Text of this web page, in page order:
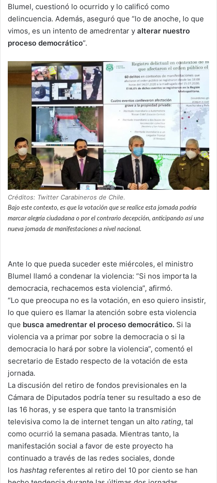
Blumel, cuestionó lo ocurrido y lo calificó como
delincuencia. Además, aseguró que “lo de anoche, lo que
vimos, es un intento de amedrentar y alterar nuestro
proceso democrático”.
Créditos: Twitter Carabineros de Chile.
Bajo este contexto, es que la votación que se realice esta jornada podría
marcar alegría ciudadana o por el contrario decepción, anticipando así una
nueva jornada de manifestaciones a nivel nacional.
Ante lo que pueda suceder este miércoles, el ministro
Blumel llamó a condenar la violencia: “Si nos importa la
democracia, rechacemos esta violencia”, afirmó.
“Lo que preocupa no es la votación, en eso quiero insistir,
lo que quiero es llamar la atención sobre esta violencia
que busca amedrentar el proceso democrático. Si la
violencia va a primar por sobre la democracia o si la
democracia lo hará por sobre la violencia”, comentó el
secretario de Estado respecto de la votación de esta
jornada.
La discusión del retiro de fondos previsionales en la
Cámara de Diputados podría tener su resultado a eso de
las 16 horas, y se espera que tanto la transmisión
televisiva como la de internet tengan un alto rating, tal
como ocurrió la semana pasada. Mientras tanto, la
manifestación social a favor de este proyecto ha
continuado a través de las redes sociales, donde
los hashtag referentes al retiro del 10 por ciento se han